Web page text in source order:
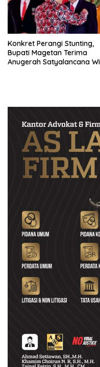
Konkret Perangi Stunting,
Bupati Magetan Terima
Anugerah Satyalancana